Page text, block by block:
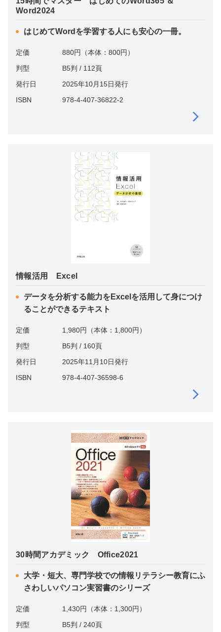
Word2024
はじめてWordを学習する人にも安心の一冊。
定価
880円（本体：800円）
判型
B5判 / 112頁
発行日
2025年10月15日発行
ISBN
978-4-407-36822-2
情報活用 Excel
データを分析する能力をExcelを活用して身につけ
ることができるテキスト
定価
1,980円（本体：1,800円）
判型
B5判 / 160頁
発行日
2025年11月10日発行
ISBN
978-4-407-36598-6
30時間アカデミック Office2021
大学・短大、専門学校での情報リテラシー教育にふ
さわしいパソコン実習書のシリーズ
定価
1,430円（本体：1,300円）
判型
B5判 / 240頁